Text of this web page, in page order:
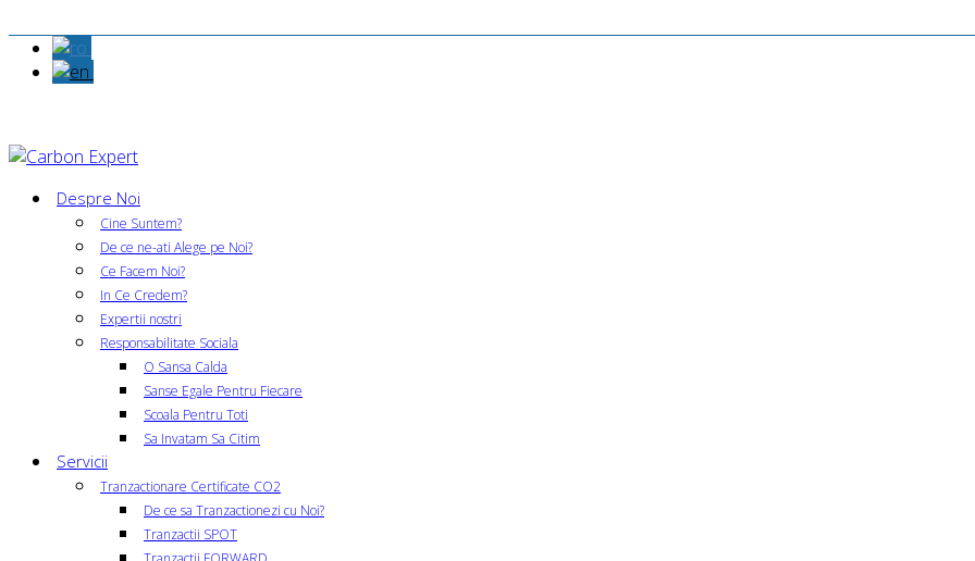
Despre Noi
Cine Suntem?
De ce ne-ati Alege pe Noi?
Ce Facem Noi?
In Ce Credem?
Expertii nostri
Responsabilitate Sociala
O Sansa Calda
Sanse Egale Pentru Fiecare
Scoala Pentru Toti
Sa Invatam Sa Citim
Servicii
Tranzactionare Certificate CO2
De ce sa Tranzactionezi cu Noi?
Tranzactii SPOT